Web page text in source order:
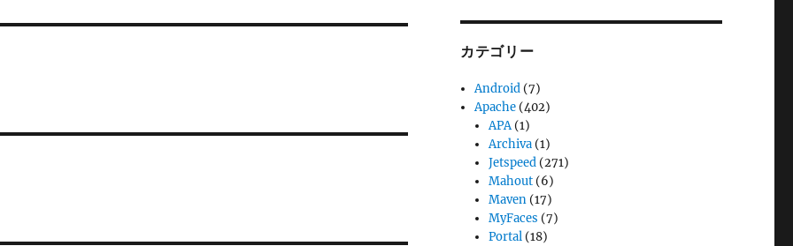
カテゴリー
Android (7)
Apache (402)
APA(1)
Archiva (1)
Jetspeed (271)
Mahout (6)
Maven (17)
MyFaces (7)
Portal (18)